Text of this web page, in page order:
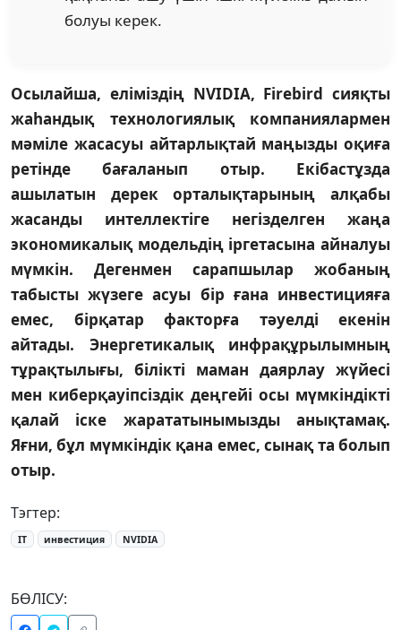
болуы керек.
Осылайша, еліміздің NVIDIA, Firebird сияқты
жаһандық технологиялық компаниялармен
мәміле жасасуы айтарлықтай маңызды оқиға
ретінде бағаланып отыр. Екібастұзда
ашылатын дерек орталықтарының алқабы
жасанды интеллектіге негізделген жаңа
экономикалық модельдің іргетасына айналуы
мүмкін. Дегенмен сарапшылар жобаның
табысты жүзеге асуы бір ғана инвестицияға
емес, бірқатар факторға тәуелді екенін
айтады. Энергетикалық инфрақұрылымның
тұрақтылығы, білікті маман даярлау жүйесі
мен киберқауіпсіздік деңгейі осы мүмкіндікті
қалай іске жарататынымызды анықтамақ.
Яғни, бұл мүмкіндік қана емес, сынақ та болып
отыр.
Тэгтер:
IT инвестиция NVIDIA
БӨЛІСУ: